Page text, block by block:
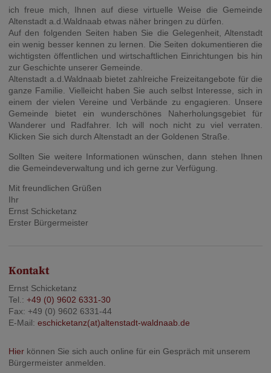
ich freue mich, Ihnen auf diese virtuelle Weise die Gemeinde
Altenstadt a.d.Waldnaab etwas näher bringen zu dürfen.
Auf den folgenden Seiten haben Sie die Gelegenheit, Altenstadt
ein wenig besser kennen zu lernen. Die Seiten dokumentieren die
wichtigsten öffentlichen und wirtschaftlichen Einrichtungen bis hin
zur Geschichte unserer Gemeinde.
Altenstadt a.d.Waldnaab bietet zahlreiche Freizeitangebote für die
ganze Familie. Vielleicht haben Sie auch selbst Interesse, sich in
einem der vielen Vereine und Verbände zu engagieren. Unsere
Gemeinde bietet ein wunderschönes Naherholungsgebiet für
Wanderer und Radfahrer. Ich will noch nicht zu viel verraten.
Klicken Sie sich durch Altenstadt an der Goldenen Straße.
Sollten Sie weitere Informationen wünschen, dann stehen Ihnen
die Gemeindeverwaltung und ich gerne zur Verfügung.
Mit freundlichen Grüßen
Ihr
Ernst Schicketanz
Erster Bürgermeister
Kontakt
Ernst Schicketanz
Tel.: +49 (0) 9602 6331-30
Fax: +49 (0) 9602 6331-44
E-Mail: eschicketanz(at)altenstadt-waldnaab.de
Hier können Sie sich auch online für ein Gespräch mit unserem
Bürgermeister anmelden.